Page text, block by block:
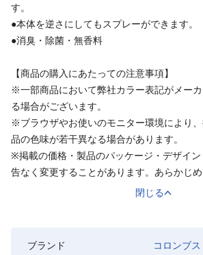
す。
●本体を逆さにしてもスプレーができます。
●消臭・除菌・無香料
【商品の購入にあたっての注意事項】
※一部商品において弊社カラー表記がメー
る場合がございます。
※ブラウザやお使いのモニター環境により
品の色味が若干異なる場合があります。
※掲載の価格・製品のパッケージ・デザイ
告なく変更することがあります。あらかじめ
閉じる
ブランド
コロンブス